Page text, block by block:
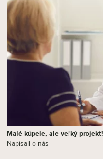
Malé kúpele, ale veľký projekt!
Napísali o nás